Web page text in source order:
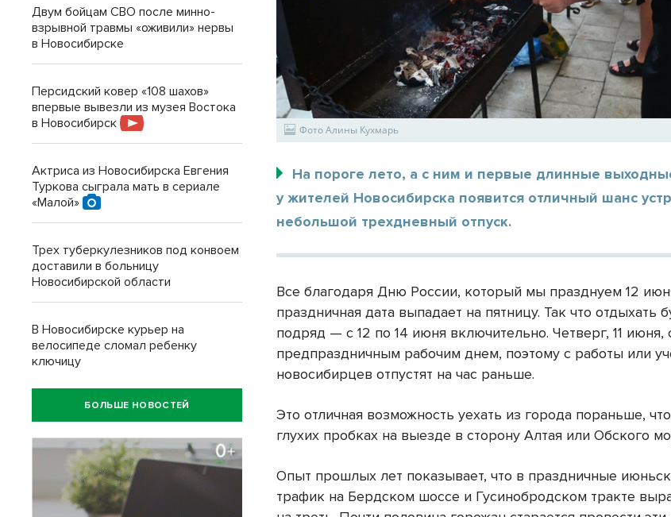
Фото Алины Кухмарь
На пороге лето, а с ним и первые длинные
у жителей Новосибирска появится отличный шанс
небольшой трехдневный отпуск.
Все благодаря Дню России, который мы празднуем 12
праздничная дата выпадает на пятницу. Так что отдыхать
подряд — с 12 по 14 июня включительно. Четверг, 11 июня,
предпраздничным рабочим днем, поэтому с работы или
новосибирцев отпустят на час раньше.
Это отличная возможность уехать из города пораньше,
глухих пробках на выезде в сторону Алтая или Обского
Опыт прошлых лет показывает, что в праздничные
трафик на Бердском шоссе и Гусинобродском тракте
Двум бойцам СВО после минно-
взрывной травмы «оживили» нервы
в Новосибирске
Персидский ковер «108 шахов»
впервые вывезли из музея Востока
в Новосибирск
Актриса из Новосибирска Евгения
Туркова сыграла мать в сериале
«Малой»
Трех туберкулезников под конвоем
доставили в больницу
Новосибирской области
В Новосибирске курьер на
велосипеде сломал ребенку
ключицу
БОЛЬШЕ НОВОСТЕЙ